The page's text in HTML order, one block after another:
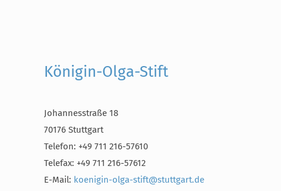
Königin-Olga-Stift
Johannesstraße 18
70176 Stuttgart
Telefon: +49 711 216-57610
Telefax: +49 711 216-57612
E-Mail: koenigin-olga-stift@stuttgart.de